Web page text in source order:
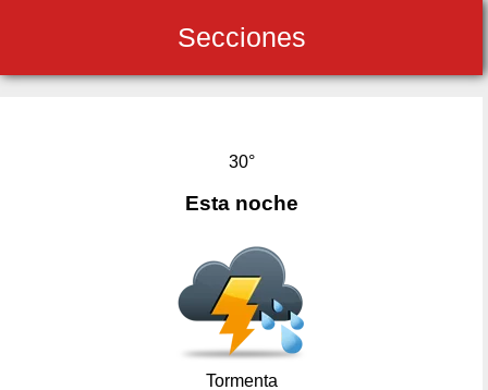
Secciones
30°
Esta noche
Tormenta